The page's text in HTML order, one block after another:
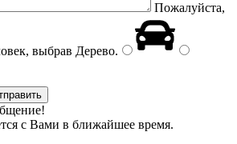
Пожалуйста,
выбрав Дерево.
с Вами в ближайшее время.